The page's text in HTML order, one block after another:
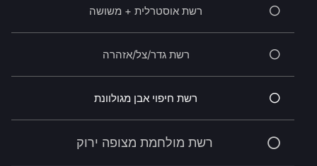
רשת אוסטרלית + משושה
רשת גדר/צל/אזהרה
רשת חיפוי אבן מגולוונת
רשת מולחמת מצופה ירוק